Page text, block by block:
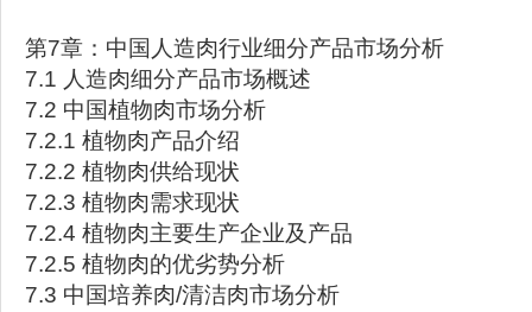
第7章：中国人造肉行业细分产品市场分析
7.1 人造肉细分产品市场概述
7.2 中国植物肉市场分析
7.2.1 植物肉产品介绍
7.2.2 植物肉供给现状
7.2.3 植物肉需求现状
7.2.4 植物肉主要生产企业及产品
7.2.5 植物肉的优劣势分析
7.3 中国培养肉/清洁肉市场分析